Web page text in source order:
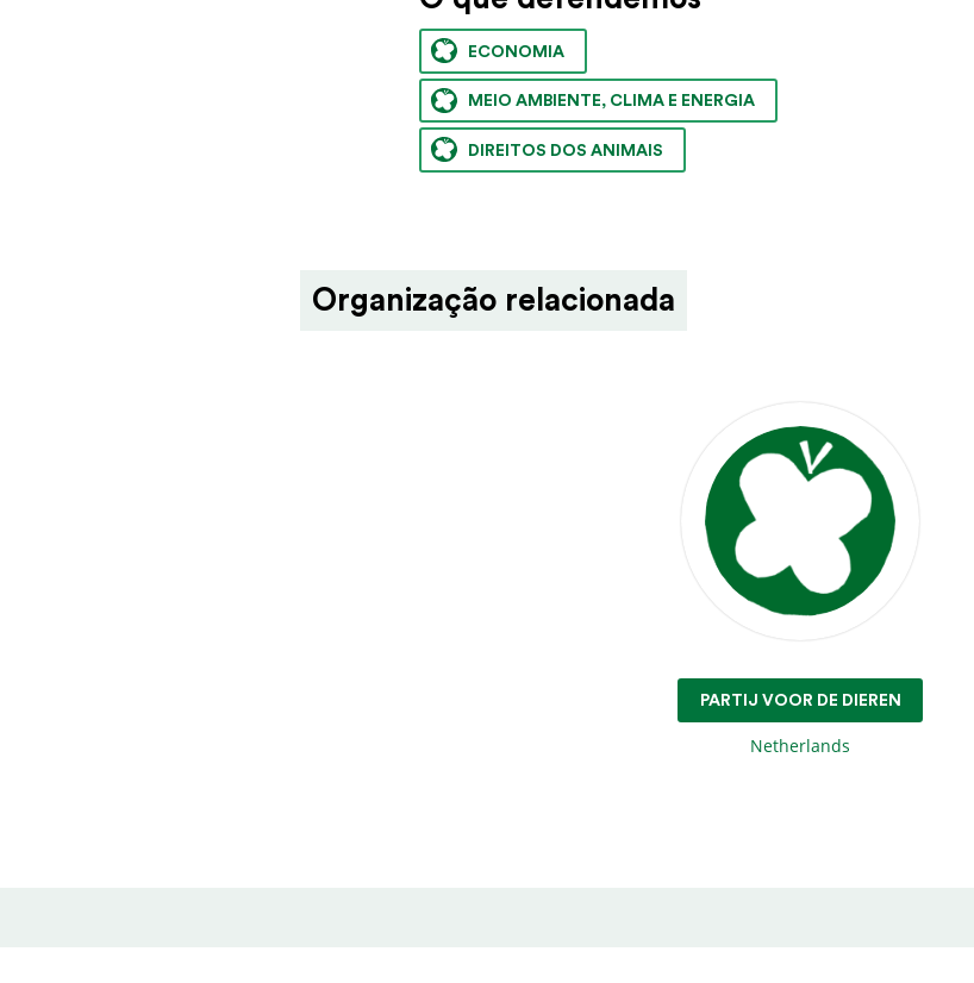
ECONOMIA
MEIO AMBIENTE, CLIMA E ENERGIA
DIREITOS DOS ANIMAIS
Organização relacionada
PARTIJ VOOR DE DIEREN
Netherlands